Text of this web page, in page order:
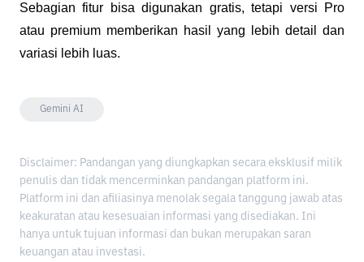
Sebagian fitur bisa digunakan gratis, tetapi versi Pro
atau premium memberikan hasil yang lebih detail dan
variasi lebih luas.
Gemini AI
Disclaimer: Pandangan yang diungkapkan secara eksklusif milik
penulis dan tidak mencerminkan pandangan platform ini.
Platform ini dan afiliasinya menolak segala tanggung jawab atas
keakuratan atau kesesuaian informasi yang disediakan. Ini
hanya untuk tujuan informasi dan bukan merupakan saran
keuangan atau investasi.